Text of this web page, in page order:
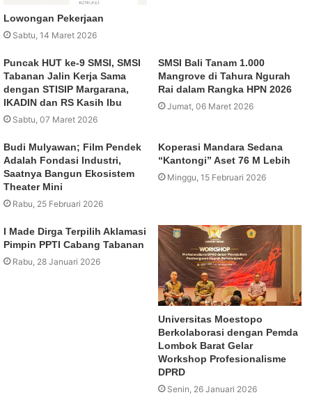
Lowongan Pekerjaan
Sabtu, 14 Maret 2026
Puncak HUT ke-9 SMSI, SMSI
Tabanan Jalin Kerja Sama
dengan STISIP Margarana,
IKADIN dan RS Kasih Ibu
Sabtu, 07 Maret 2026
SMSI Bali Tanam 1.000
Mangrove di Tahura Ngurah
Rai dalam Rangka HPN 2026
Jumat, 06 Maret 2026
Budi Mulyawan; Film Pendek
Adalah Fondasi Industri,
Saatnya Bangun Ekosistem
Theater Mini
Rabu, 25 Februari 2026
Koperasi Mandara Sedana
“Kantongi” Aset 76 M Lebih
Minggu, 15 Februari 2026
I Made Dirga Terpilih Aklamasi
Pimpin PPTI Cabang Tabanan
Rabu, 28 Januari 2026
Universitas Moestopo
Berkolaborasi dengan Pemda
Lombok Barat Gelar
Workshop Profesionalisme
DPRD
Senin, 26 Januari 2026